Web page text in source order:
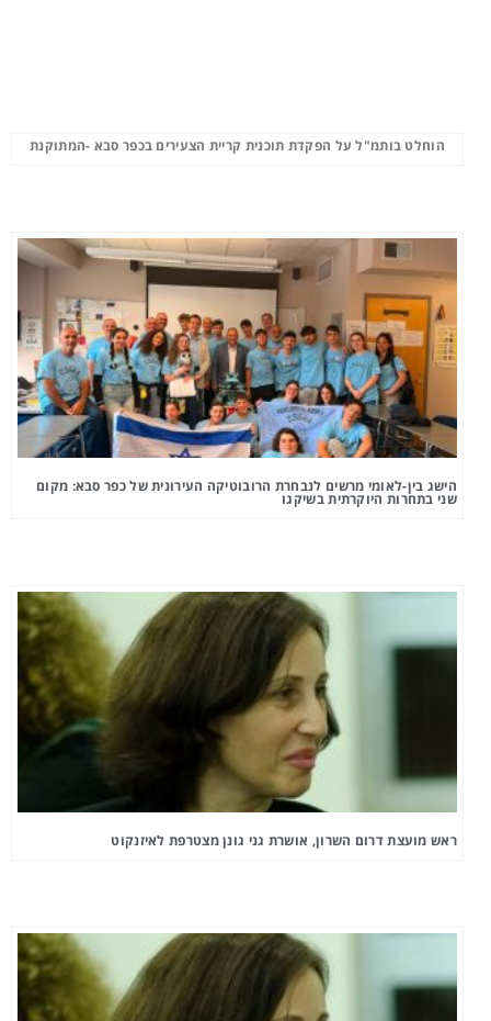
הוחלט בותמ"ל על הפקדת תוכנית קריית הצעירים בכפר סבא -המתוקנת
הישג בין-לאומי מרשים לנבחרת הרובוטיקה העירונית של כפר סבא: מקום
שני בתחרות היוקרתית בשיקגו
ראש מועצת דרום השרון, אושרת גני גונן מצטרפת לאיזנקוט